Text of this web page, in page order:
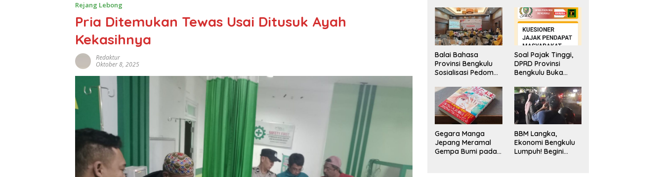
Rejang Lebong
Pria Ditemukan Tewas Usai Ditusuk Ayah
Kekasihnya
Redaktur
Oktober 8, 2025
Balai Bahasa
Provinsi Bengkulu
Sosialisasi Pedoman
Penggunaan
Bahasa Indonesia
Soal Pajak Tinggi,
DPRD Provinsi
Bengkulu Buka
Pengaduan
Masyarakat
Gegara Manga
Jepang Meramal
Gempa Bumi pada
BBM Langka,
Ekonomi Bengkulu
Lumpuh! Begini